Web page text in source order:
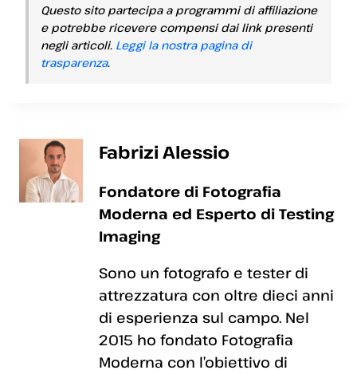
Questo sito partecipa a programmi di affiliazione
e potrebbe ricevere compensi dai link presenti
negli articoli. Leggi la nostra pagina di
trasparenza.
Fabrizi Alessio
Fondatore di Fotografia
Moderna ed Esperto di Testing
Imaging
Sono un fotografo e tester di
attrezzatura con oltre dieci anni
di esperienza sul campo. Nel
2015 ho fondato Fotografia
Moderna con l’obiettivo di